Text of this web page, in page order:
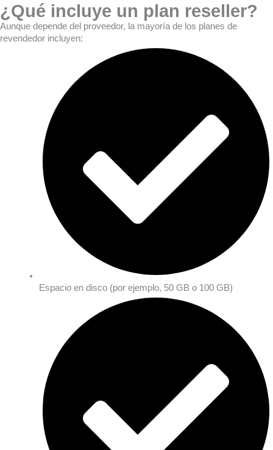
¿Qué incluye un plan reseller?
Aunque depende del proveedor, la mayoría de los planes de
revendedor incluyen:
Espacio en disco (por ejemplo, 50 GB o 100 GB)